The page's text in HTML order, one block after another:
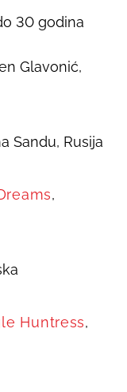
30 godina
Glavonić,
Sandu, Rusija
,
Huntress,